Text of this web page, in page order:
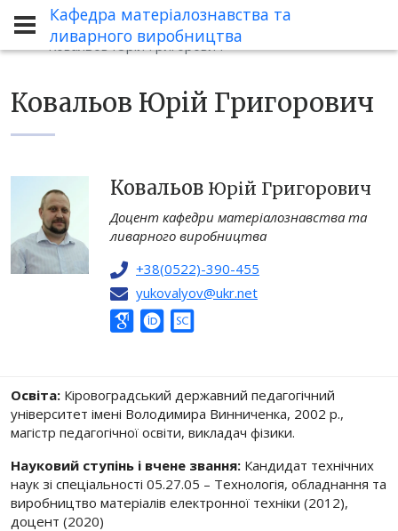
Кафедра матеріалознавства та
ливарного виробництва
Кафедра
Склад кафедри
Ковальов Юрій Григорович
Ковальов Юрій Григорович
Ковальов Юрій Григорович
Доцент кафедри матеріалознавства та
ливарного виробництва
+38(0522)-390-455
yukovalyov@ukr.net
Освіта: Кіровоградський державний педагогічний
університет імені Володимира Винниченка, 2002 р.,
магістр педагогічної освіти, викладач фізики.
Науковий ступінь і вчене звання: Кандидат технічних
наук зі спеціальності 05.27.05 – Технологія, обладнання та
виробництво матеріалів електронної техніки (2012),
доцент (2020)